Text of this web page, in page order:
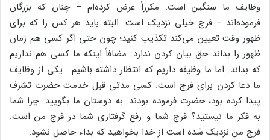
وظایف ما سنگین است. مکرراً عرض کرده‌‌ام – چنان که بزرگان
فرموده‌‌اند – فرج خیلى نزدیک است. البته باید هر کس را که براى
ظهور وقت تعیین مى‌‌کند تکذیب کنید؛ چون حتى اگر کسى هم زمان
ظهور را بداند حق بیان کردن ندارد. مضافاً اینکه ما کسى هم نداریم
که بداند. اما ما وظیفه داریم که انتظار داشته باشیم… یکى از وظایف
ما دعا کردن براى فرج است. کسى مدتى قبل خدمت حضرت تشرف
پیدا کرده بود، حضرت فرموده بودند: به دوستان ما بگویید: چرا شما
به فکر ما نیستید؟ فرج شما و رفع گرفتارى شما در فرج من است.
فرج من نزدیک شده است از خدا بخواهید که بداء حاصل نشود.